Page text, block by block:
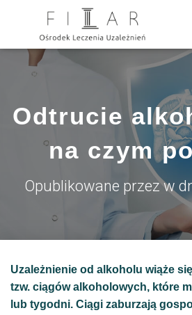
Odtrucie
na czym
Opublikowane przezw
Uzależnienie od alkoholu wiąże
tzw. ciągów alkoholowych, które
lub tygodni. Ciągi zaburzają